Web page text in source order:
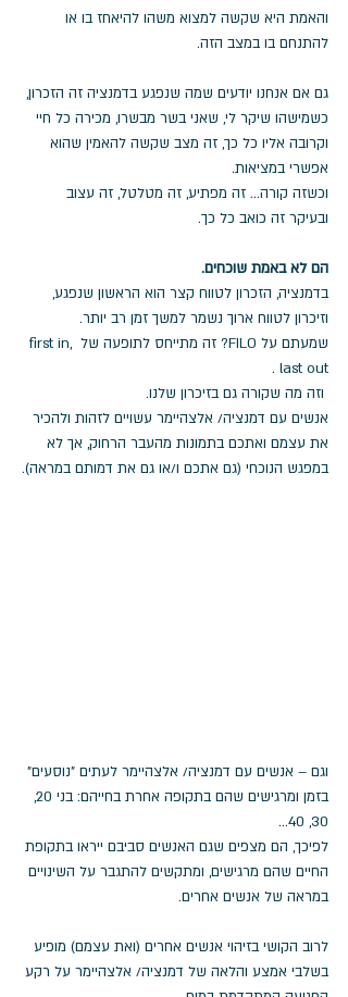
והאמת היא שקשה למצוא משהו להיאחז בו או
להתנחם בו במצב הזה.
גם אם אנחנו יודעים שמה שנפגע בדמנציה זה הזכרון,
כשמישהו שיקר לי, שאני בשר מבשרו, מכירה כל חיי
וקרובה אליו כל כך, זה מצב שקשה להאמין שהוא
אפשרי במציאות.
וכשזה קורה... זה מפתיע, זה מטלטל, זה עצוב
ובעיקר זה כואב כל כך.
הם לא באמת שוכחים.
בדמנציה, הזכרון לטווח קצר הוא הראשון שנפגע,
וזיכרון לטווח ארוך נשמר למשך זמן רב יותר.
שמעתם על FILO? זה מתייחס לתופעה של first in,
last out .
אנשים עם דמנציה/ אלצהיימר עשויים לזהות ולהכיר
את עצמם ואתכם בתמונות מהעבר הרחוק, אך לא
במפגש הנוכחי (גם אתכם ו/או גם את דמותם במראה).
וגם – אנשים עם דמנציה/ אלצהיימר לעתים "נוסעים"
בזמן ומרגישים שהם בתקופה אחרת בחייהם: בני 20,
30, 40...
לפיכך, הם מצפים שגם האנשים סביבם ייראו בתקופת
החיים שהם מרגישים, ומתקשים להתגבר על השינויים
במראה של אנשים אחרים.
לרוב הקושי בזיהוי אנשים אחרים (ואת עצמם) מופיע
בשלבי אמצע והלאה של דמנציה/ אלצהיימר על רקע